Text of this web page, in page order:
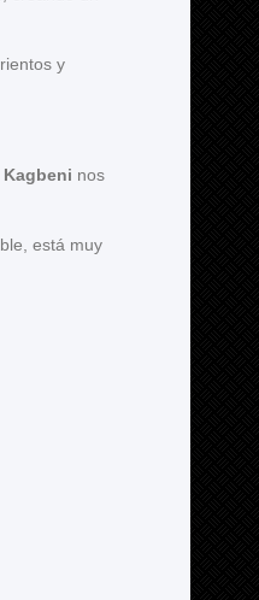
y
Kagbeni nos
está muy